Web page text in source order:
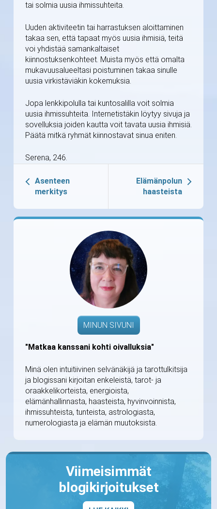
tai solmia uusia ihmissuhteita.
Uuden aktiviteetin tai harrastuksen aloittaminen
takaa sen, että tapaat myös uusia ihmisiä, teitä
voi yhdistää samankaltaiset
kiinnostuksenkohteet. Muista myös että omalta
mukavuusalueeltasi poistuminen takaa sinulle
uusia virkistäviäkin kokemuksia.
Jopa lenkkipolulla tai kuntosalilla voit solmia
uusia ihmissuhteita. Internetistäkin löytyy sivuja ja
sovelluksia joiden kautta voit tavata uusia ihmisiä.
Päätä mitkä ryhmät kiinnostavat sinua eniten.
Serena, 246.
Asenteen
merkitys
Elämänpolun
haasteista
MINUN SIVUNI
"Matkaa kanssani kohti oivalluksia"
Minä olen intuitiivinen selvänäkijä ja tarottulkitsija
ja blogissani kirjoitan enkeleistä, tarot- ja
oraakkelikorteista, energioista,
elämänhallinnasta, haasteista, hyvinvoinnista,
ihmissuhteista, tunteista, astrologiasta,
numerologiasta ja elämän muutoksista.
Viimeisimmät
blogikirjoitukset